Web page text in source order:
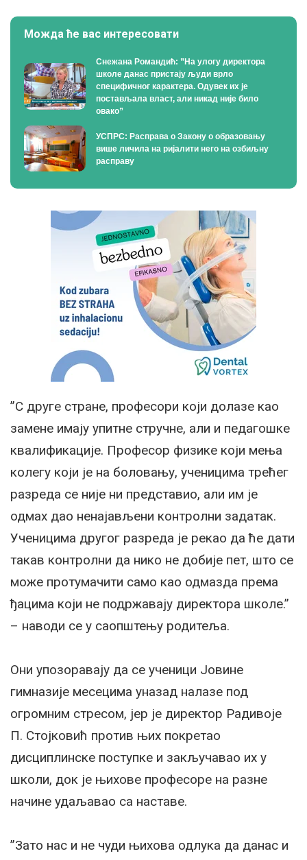
Можда ће вас интересовати
Снежана Романдић: ”На улогу директора
школе данас пристају људи врло
специфичног карактера. Одувек их је
постављала власт, али никад није било
овако”
УСПРС: Расправа о Закону о образовању
више личила на ријалити него на озбиљну
расправу
”С друге стране, професори који долазе као
замене имају упитне стручне, али и педагошке
квалификације. Професор физике који мења
колегу који је на боловању, ученицима трећег
разреда се није ни представио, али им је
одмах дао ненајављени контролни задатак.
Ученицима другог разреда је рекао да ће дати
такав контролни да нико не добије пет, што се
може протумачити само као одмазда према
ђацима који не подржавају директора школе.”
– наводи се у саопштењу родитеља.
Они упозоравају да се ученици Јовине
гимназије месецима уназад налазе под
огромним стресом, јер је директор Радивоје
П. Стојковић против њих покретао
дисциплинске поступке и закључавао их у
школи, док је њихове професоре на разне
начине удаљавао са наставе.
”Зато нас и не чуди њихова одлука да данас и